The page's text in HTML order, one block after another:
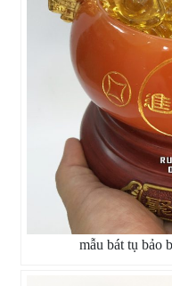
mẫu bát tụ bảo